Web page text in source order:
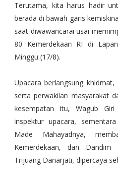
Terutama, kita harus hadir
berada di bawah garis
saat diwawancarai usai
80 Kemerdekaan RI di
Minggu (17/8).
Upacara berlangsung
serta perwakilan masyarakat
kesempatan itu, Wagub
inspektur upacara,
Made Mahayadnya,
Kemerdekaan, dan
Trijuang Danarjati, dipercaya